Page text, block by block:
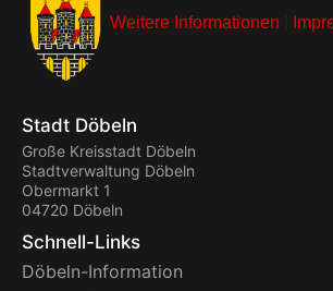
Stadt Döbeln
Große Kreisstadt Döbeln
Stadtverwaltung Döbeln
Obermarkt 1
04720 Döbeln
Schnell-Links
Döbeln-Information
Weitere Informationen